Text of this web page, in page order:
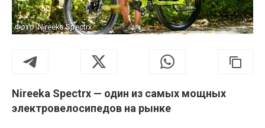
Фото: Nireeka Spectrx
Nireeka Spectrx — один из самых мощных
электровелосипедов на рынке